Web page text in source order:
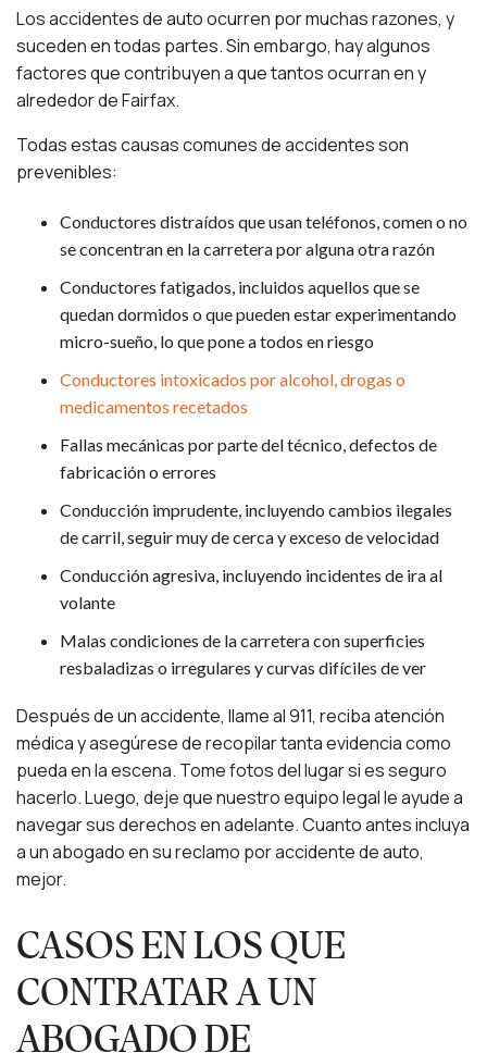
Los accidentes de auto ocurren por muchas razones, y
suceden en todas partes. Sin embargo, hay algunos
factores que contribuyen a que tantos ocurran en y
alrededor de Fairfax.
Todas estas causas comunes de accidentes son
prevenibles:
Conductores distraídos que usan teléfonos, comen o no
se concentran en la carretera por alguna otra razón
Conductores fatigados, incluidos aquellos que se
quedan dormidos o que pueden estar experimentando
micro-sueño, lo que pone a todos en riesgo
Conductores intoxicados por alcohol, drogas o
medicamentos recetados
Fallas mecánicas por parte del técnico, defectos de
fabricación o errores
Conducción imprudente, incluyendo cambios ilegales
de carril, seguir muy de cerca y exceso de velocidad
Conducción agresiva, incluyendo incidentes de ira al
volante
Malas condiciones de la carretera con superficies
resbaladizas o irregulares y curvas difíciles de ver
Después de un accidente, llame al 911, reciba atención
médica y asegúrese de recopilar tanta evidencia como
pueda en la escena. Tome fotos del lugar si es seguro
hacerlo. Luego, deje que nuestro equipo legal le ayude a
navegar sus derechos en adelante. Cuanto antes incluya
a un abogado en su reclamo por accidente de auto,
mejor.
CASOS EN LOS QUE
CONTRATAR A UN
ABOGADO DE